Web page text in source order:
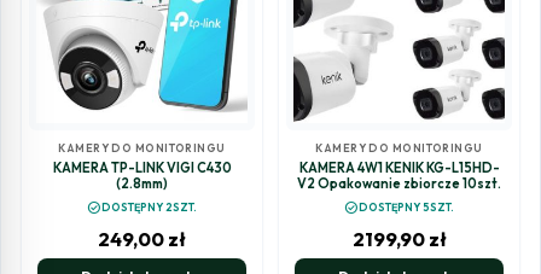
KAMERY DO MONITORINGU
KAMERA TP-LINK VIGI C430
(2.8mm)
check_circleDOSTĘPNY 2SZT.
249,00 zł
KAMERY DO MONITORINGU
KAMERA 4W1 KENIK KG-L15HD-
V2 Opakowanie zbiorcze 10szt.
check_circleDOSTĘPNY 5SZT.
2199,90 zł